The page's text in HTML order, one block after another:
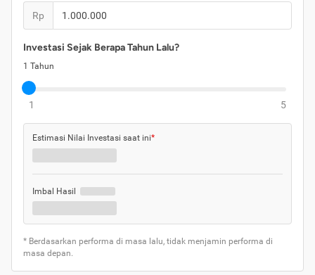
Rp
Investasi Sejak Berapa Tahun Lalu?
1 Tahun
1 5
Estimasi Nilai Investasi saat ini*
Imbal Hasil
* Berdasarkan performa di masa lalu, tidak menjamin performa di
masa depan.